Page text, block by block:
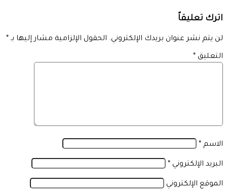
اترك تعليقاً
لن يتم نشر عنوان بريدك الإلكتروني. الحقول الإلزامية مشار إليها بـ *
التعليق *
الاسم *
البريد الإلكتروني *
الموقع الإلكتروني